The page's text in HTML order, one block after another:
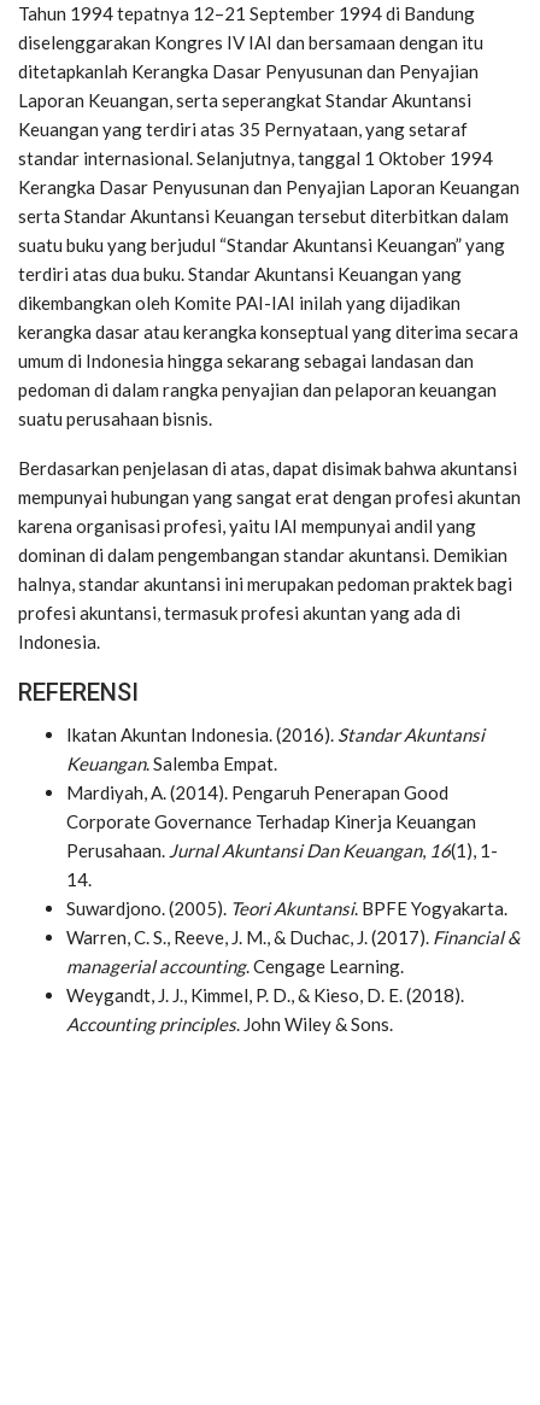
Tahun 1994 tepatnya 12–21 September 1994 di Bandung
diselenggarakan Kongres IV IAI dan bersamaan dengan itu
ditetapkanlah Kerangka Dasar Penyusunan dan Penyajian
Laporan Keuangan, serta seperangkat Standar Akuntansi
Keuangan yang terdiri atas 35 Pernyataan, yang setaraf
standar internasional. Selanjutnya, tanggal 1 Oktober 1994
Kerangka Dasar Penyusunan dan Penyajian Laporan Keuangan
serta Standar Akuntansi Keuangan tersebut diterbitkan dalam
suatu buku yang berjudul “Standar Akuntansi Keuangan” yang
terdiri atas dua buku. Standar Akuntansi Keuangan yang
dikembangkan oleh Komite PAI-IAI inilah yang dijadikan
kerangka dasar atau kerangka konseptual yang diterima secara
umum di Indonesia hingga sekarang sebagai landasan dan
pedoman di dalam rangka penyajian dan pelaporan keuangan
suatu perusahaan bisnis.
Berdasarkan penjelasan di atas, dapat disimak bahwa akuntansi
mempunyai hubungan yang sangat erat dengan profesi akuntan
karena organisasi profesi, yaitu IAI mempunyai andil yang
dominan di dalam pengembangan standar akuntansi. Demikian
halnya, standar akuntansi ini merupakan pedoman praktek bagi
profesi akuntansi, termasuk profesi akuntan yang ada di
Indonesia.
REFERENSI
Ikatan Akuntan Indonesia. (2016). Standar Akuntansi
Keuangan. Salemba Empat.
Mardiyah, A. (2014). Pengaruh Penerapan Good
Corporate Governance Terhadap Kinerja Keuangan
Perusahaan. Jurnal Akuntansi Dan Keuangan, 16(1), 1-
14.
Suwardjono. (2005). Teori Akuntansi. BPFE Yogyakarta.
Warren, C. S., Reeve, J. M., & Duchac, J. (2017). Financial &
managerial accounting. Cengage Learning.
Weygandt, J. J., Kimmel, P. D., & Kieso, D. E. (2018).
Accounting principles. John Wiley & Sons.